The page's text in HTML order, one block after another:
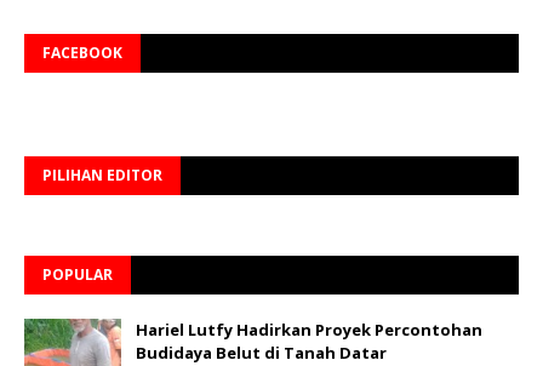
FACEBOOK
PILIHAN EDITOR
POPULAR
Hariel Lutfy Hadirkan Proyek Percontohan
Budidaya Belut di Tanah Datar